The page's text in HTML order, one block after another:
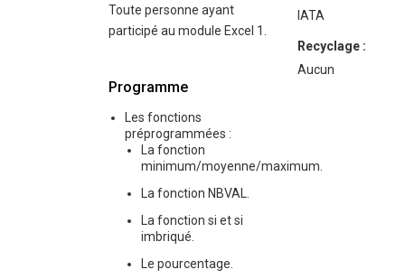
Toute personne ayant
participé au module Excel 1.
Programme
Les fonctions
préprogrammées :
La fonction
minimum/moyenne/maximum.
La fonction NBVAL.
La fonction si et si
imbriqué.
Le pourcentage.
IATA
Recyclage :
Aucun